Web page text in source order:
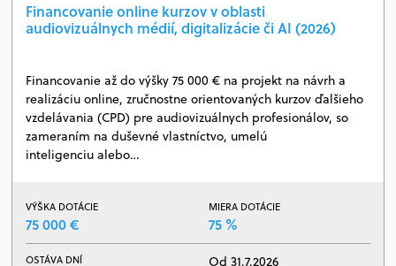
Financovanie online kurzov v oblasti
audiovizuálnych médií, digitalizácie či AI (2026)
Financovanie až do výšky 75 000 € na projekt na návrh a
realizáciu online, zručnostne orientovaných kurzov ďalšieho
vzdelávania (CPD) pre audiovizuálnych profesionálov, so
zameraním na duševné vlastníctvo, umelú
inteligenciu alebo…
VÝŠKA DOTÁCIE
75 000 €
MIERA DOTÁCIE
75 %
OSTÁVA DNÍ
Od 31.7.2026